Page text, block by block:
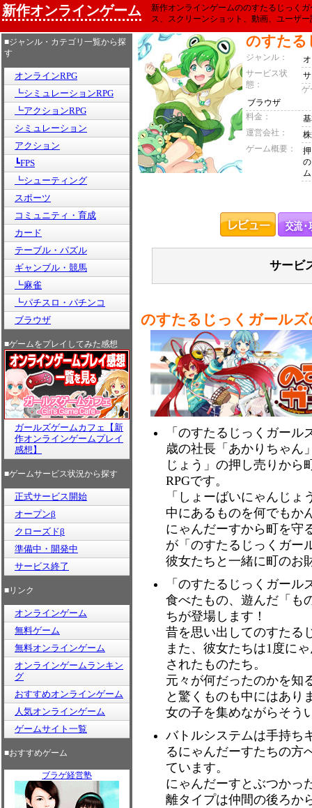
新作オンラインゲーム
新作オンラインゲームののすたるじっく
ス、スクリーンショット、動画、ユーザ
■ジャンル・カテゴリ一覧から探
す
オンラインRPG
┗シミュレーションRPG
┗アクションRPG
シミュレーション
アクション
┗FPS
┗シューティング
スポーツ
コミュニティ・育成
カード
テーブル・パズル
ギャンブル・競馬
┗麻雀
┗パチスロ・パチンコ
ブラウザ
■ゲームをプレイしてみた感想
ガールズゲームカフェ【新
作オンラインゲームプレイ
感想】
■ゲームサービス状況から探す
正式サービス開始
オープンβ
クローズドβ
準備中・開発中
サービス終了
■リンク
オンラインゲーム
無料ゲーム
無料オンラインゲーム
オンラインゲームランキン
グ
おすすめオンラインゲーム
人気オンラインゲーム
ゲームサイト一覧
■おすすめゲーム
ブラゲ経営塾
のすたる
ジャンル：
サービス状
態：
ゲ
ブラウザ
料金：
運営会社：
ゲーム概要：
サービ
のすたるじっくガール
「のすたるじっくガー
歳の社長「あかりちゃん
じょう」の押し売りから
RPGです。
「しょーばいにゃんじ
中にあるものを何でもか
にゃんだーすから町を守
が「のすたるじっくガー
彼女たちと一緒に町のお
「のすたるじっくガー
食べたもの、遊んだ「も
ちが登場します！
昔を思い出してのすたる
また、彼女たちは1度に
されたものたち。
元々が何だったのかを知
と驚くものも中にはあり
女の子を集めながらそう
バトルシステムは手持ち
るにゃんだーすたちの方
ています。
にゃんだーすとぶつかっ
離タイプは仲間の後ろか